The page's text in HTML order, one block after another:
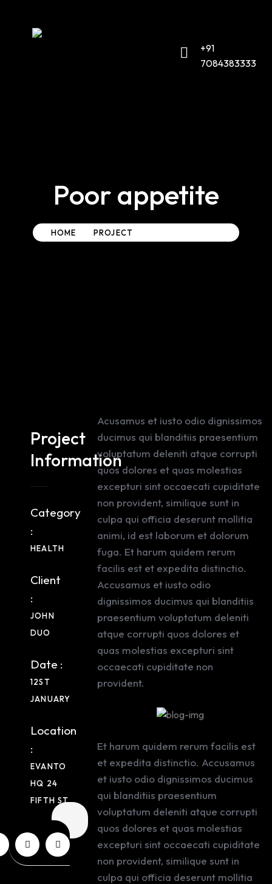
+91
7084383333
Poor appetite
HOME PROJECT
Project
Information
Category
:
HEALTH
Client
:
JOHN
DUO
Date :
12ST
JANUARY
Location
:
EVANTO
HQ 24
FIFTH ST
Acusamus et iusto odio dignissimos
ducimus qui blanditiis praesentium
voluptatum deleniti atque corrupti
quos dolores et quas molestias
excepturi sint occaecati cupiditate
non provident, similique sunt in
culpa qui officia deserunt mollitia
animi, id est laborum et dolorum
fuga. Et harum quidem rerum
facilis est et expedita distinctio.
Accusamus et iusto odio
dignissimos ducimus qui blanditiis
praesentium voluptatum deleniti
atque corrupti quos dolores et
quas molestias excepturi sint
occaecati cupiditate non
provident.
Et harum quidem rerum facilis est
et expedita distinctio. Accusamus
et iusto odio dignissimos ducimus
qui blanditiis praesentium
voluptatum deleniti atque corrupti
quos dolores et quas molestias
excepturi sint occaecati cupiditate
non provident, similique sunt in
culpa qui officia deserunt mollitia